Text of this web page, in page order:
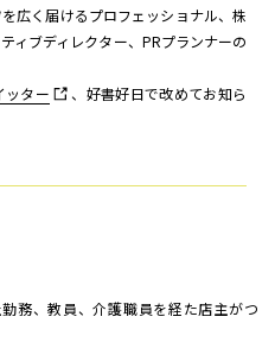
広く届けるプロフェッショナル、株
ィブディレクター、PRプランナーの
ッター
、好書好日で改めてお知ら
務、教員、介護職員を経た店主がつ